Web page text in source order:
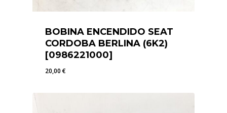
BOBINA ENCENDIDO SEAT
CORDOBA BERLINA (6K2)
[0986221000]
20,00€